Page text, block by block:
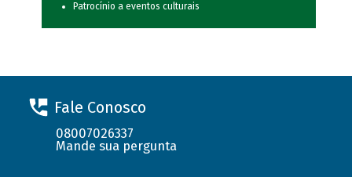
Patrocínio a eventos culturais
Fale Conosco
08007026337
Mande sua pergunta